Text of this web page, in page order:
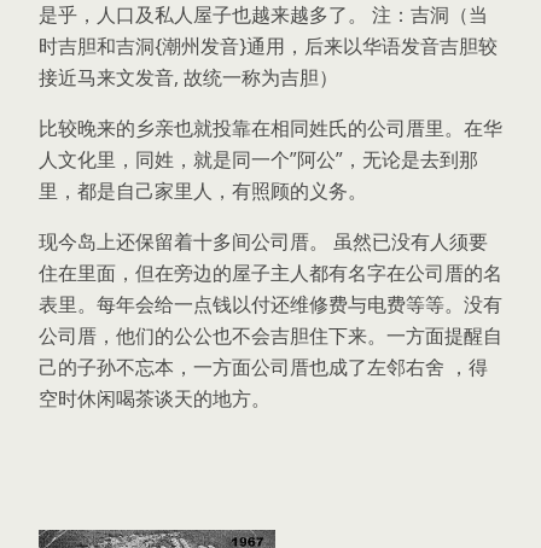
是乎，人口及私人屋子也越来越多了。 注：吉洞（当
时吉胆和吉洞{潮州发音}通用，后来以华语发音吉胆较
接近马来文发音, 故统一称为吉胆）
比较晚来的乡亲也就投靠在相同姓氏的公司厝里。在华
人文化里，同姓，就是同一个”阿公”，无论是去到那
里，都是自己家里人，有照顾的义务。
现今岛上还保留着十多间公司厝。 虽然已没有人须要
住在里面，但在旁边的屋子主人都有名字在公司厝的名
表里。每年会给一点钱以付还维修费与电费等等。没有
公司厝，他们的公公也不会吉胆住下来。一方面提醒自
己的子孙不忘本，一方面公司厝也成了左邻右舍 ，得
空时休闲喝茶谈天的地方。